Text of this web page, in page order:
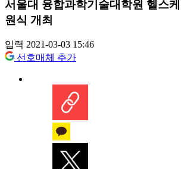
서울대 융합과학기술대학원 헬스
원식 개최
입력 2021-03-03 15:46
선호매체 추가